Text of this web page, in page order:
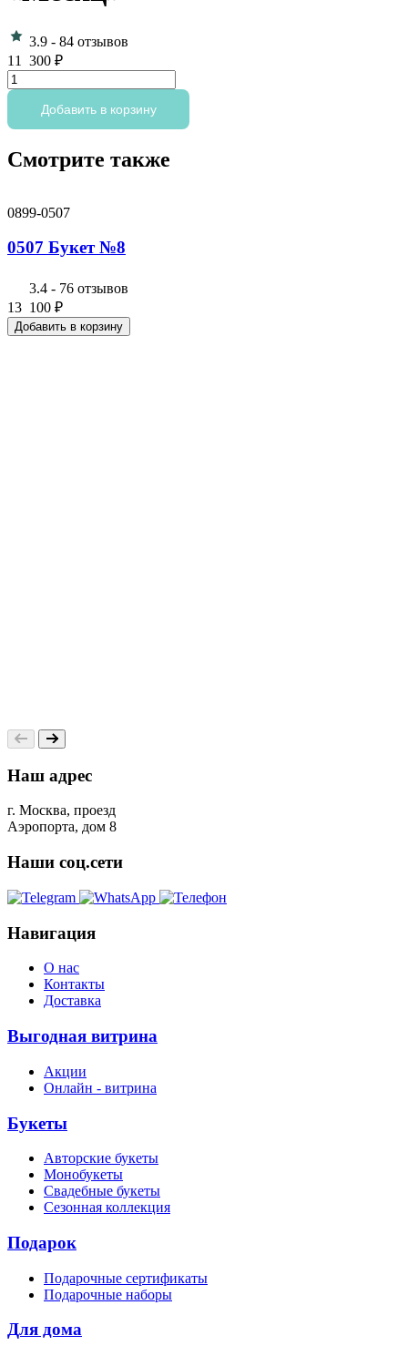
3.9 - 84 отзывов
11 300 ₽
Количество
товара
Букет-
"Месяц"
Добавить в корзину
Смотрите также
0899-0507
0507 Букет №8
3.4 - 76 отзывов
13 100 ₽
Добавить в корзину
Наш адрес
г. Москва, проезд
Аэропорта, дом 8
Наши соц.сети
Навигация
О нас
Контакты
Доставка
Выгодная витрина
Акции
Онлайн - витрина
Букеты
Авторские букеты
Монобукеты
Свадебные букеты
Сезонная коллекция
Подарок
Подарочные сертификаты
Подарочные наборы
Для дома